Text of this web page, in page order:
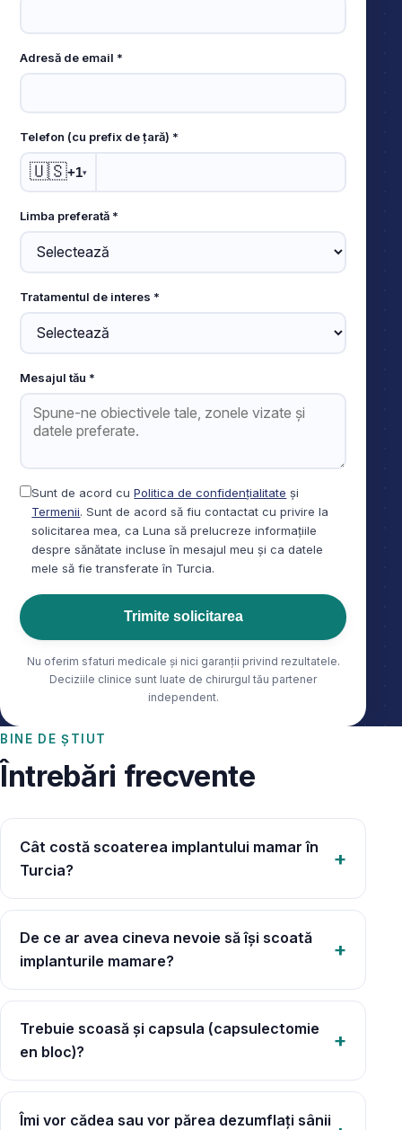
Adresă de email *
Telefon (cu prefix de țară) *
🇺🇸+1▾
Limba preferată *
Tratamentul de interes *
Mesajul tău *
Sunt de acord cuPolitica de confidențialitate și
Termenii. Sunt de acord să fiu contactat cu privire la
solicitarea mea, ca Luna să prelucreze informațiile
despre sănătate incluse în mesajul meu și ca datele
mele să fie transferate în Turcia.
Trimite solicitarea
Nu oferim sfaturi medicale și nici garanții privind rezultatele.
Deciziile clinice sunt luate de chirurgul tău partener
independent.
BINE DE ȘTIUT
Întrebări frecvente
Cât costă scoaterea implantului mamar în
Turcia?
De ce ar avea cineva nevoie să își scoată
implanturile mamare?
Trebuie scoasă și capsula (capsulectomie
en bloc)?
Îmi vor cădea sau vor părea dezumflați sânii